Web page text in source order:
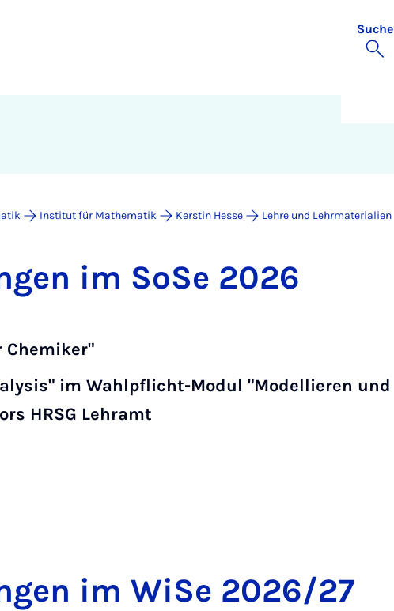
Suche
Institut für Mathematik Kerstin Hesse Lehre und Lehrmaterialien
im So­Se 2026
im Wahlpflicht-Modul "Modellieren und
HRSG Lehramt
im Wi­Se 2026/27